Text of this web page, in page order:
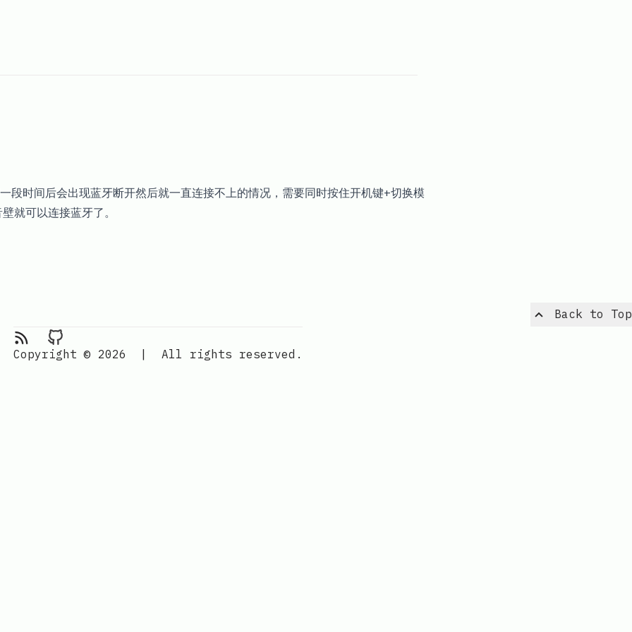
段时间后会出现蓝牙断开然后就一直连接不上的情况，需要同时按住开机键+切换模
就可以连接蓝牙了。
Back to Top
RSS Feed
Copyright © 2026
All rights reserved.